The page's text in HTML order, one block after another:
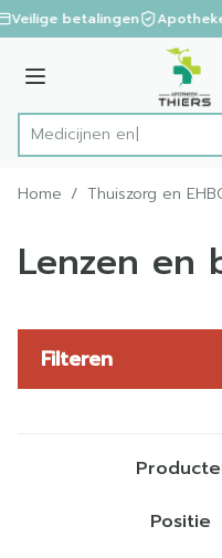
Ga naar de inhoud
1 van 1
Veilige betalingen
Menu
Product, merk,
Home / Thuiszorg en
Lenzen en
Filteren
Sorteer